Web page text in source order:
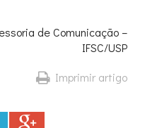
de Comunicação –
IFSC/USP
Imprimir artigo